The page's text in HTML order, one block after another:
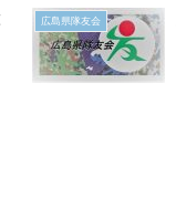
広島県隊友会